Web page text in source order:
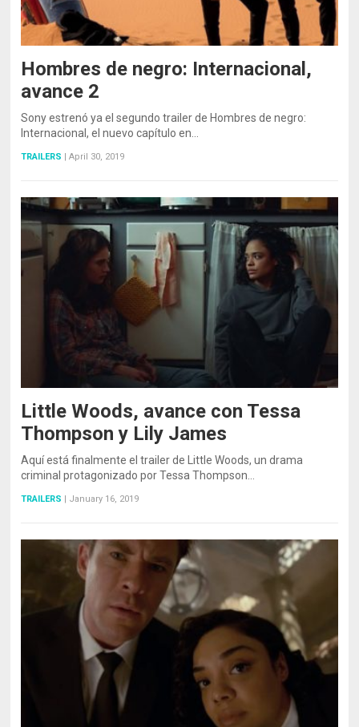
Hombres de negro: Internacional,
avance 2
Sony estrenó ya el segundo trailer de Hombres de negro:
Internacional, el nuevo capítulo en…
TRAILERS April 30, 2019
Little Woods, avance con Tessa
Thompson y Lily James
Aquí está finalmente el trailer de Little Woods, un drama
criminal protagonizado por Tessa Thompson…
TRAILERS | January 16, 2019